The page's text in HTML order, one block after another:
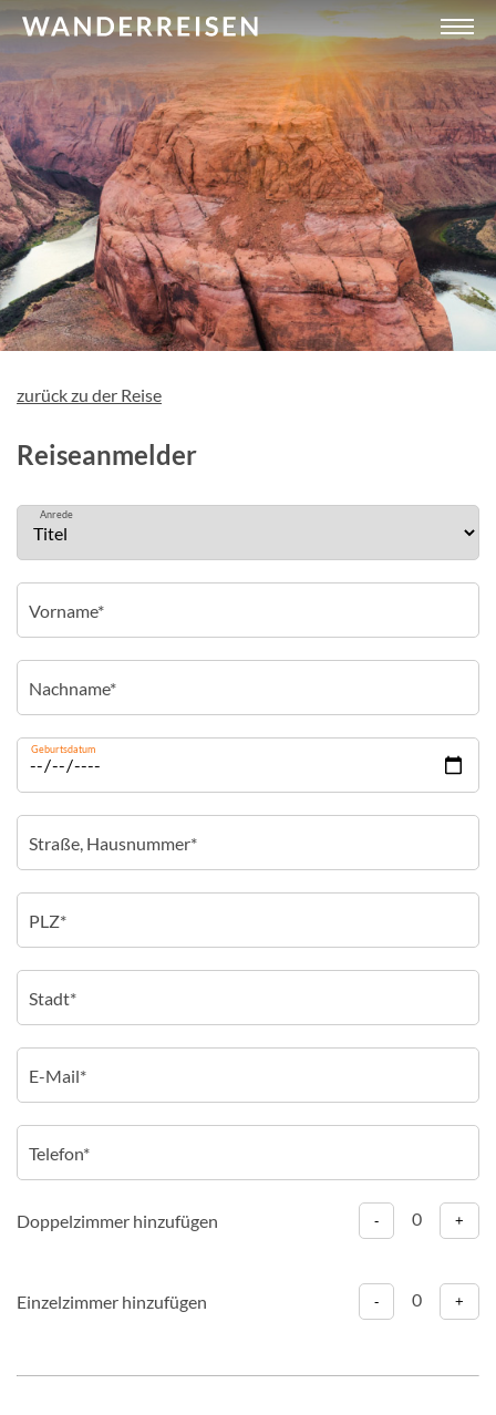
zurück zu der Reise
Reiseanmelder
Anrede
Geburtsdatum
Doppelzimmer hinzufügen - 0 +
Einzelzimmer hinzufügen - 0 +